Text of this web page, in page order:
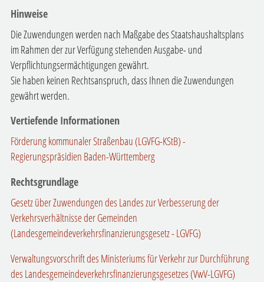
Hinweise
Die Zuwendungen werden nach Maßgabe des Staatshaushaltsplans
im Rahmen der zur Verfügung stehenden Ausgabe- und
Verpflichtungsermächtigungen gewährt.
Sie haben keinen Rechtsanspruch, dass Ihnen die Zuwendungen
gewährt werden.
Vertiefende Informationen
Förderung kommunaler Straßenbau (LGVFG-KStB) -
Regierungspräsidien Baden-Württemberg
Rechtsgrundlage
Gesetz über Zuwendungen des Landes zur Verbesserung der
Verkehrsverhältnisse der Gemeinden
(Landesgemeindeverkehrsfinanzierungsgesetz - LGVFG)
Verwaltungsvorschrift des Ministeriums für Verkehr zur Durchführung
des Landesgemeindeverkehrsfinanzierungsgesetzes (VwV-LGVFG)